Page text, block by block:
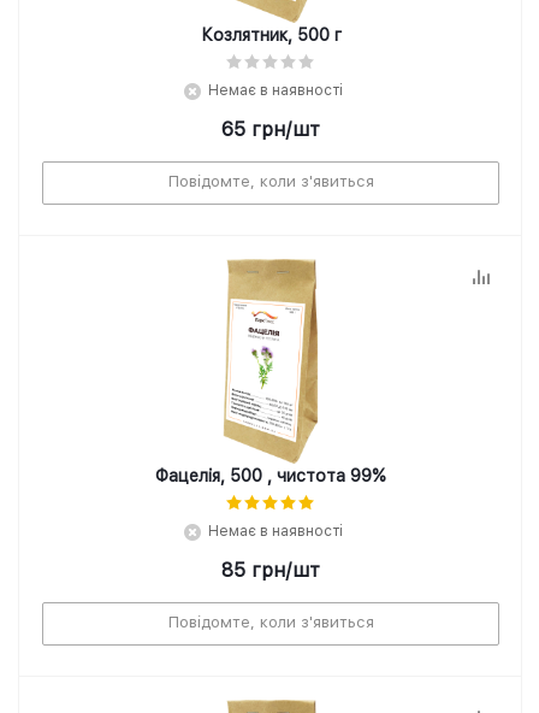
Козлятник, 500 г
Немає в наявності
65 грн/шт
Повідомте, коли з'явиться
Фацелія, 500 , чистота 99%
Немає в наявності
85 грн/шт
Повідомте, коли з'явиться